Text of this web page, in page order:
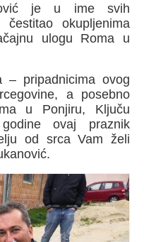
je u ime svih
okupljenima
ulogu Roma u
– pripadnicima ovog
a posebno
u Ponjiru, Ključu
ovaj praznik
od srca Vam želi